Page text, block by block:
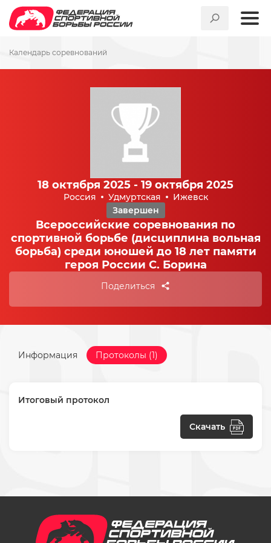
Календарь соревнований
18 октября 2025 - 19 октября 2025
Россия Удмуртская
Ижевск
Завершен
Всероссийские соревнования по
спортивной борьбе (дисциплина вольная
борьба) среди юношей до 18 лет памяти
героя России С. Борина
Поделиться
Информация Протоколы (1)
Итоговый протокол
Скачать